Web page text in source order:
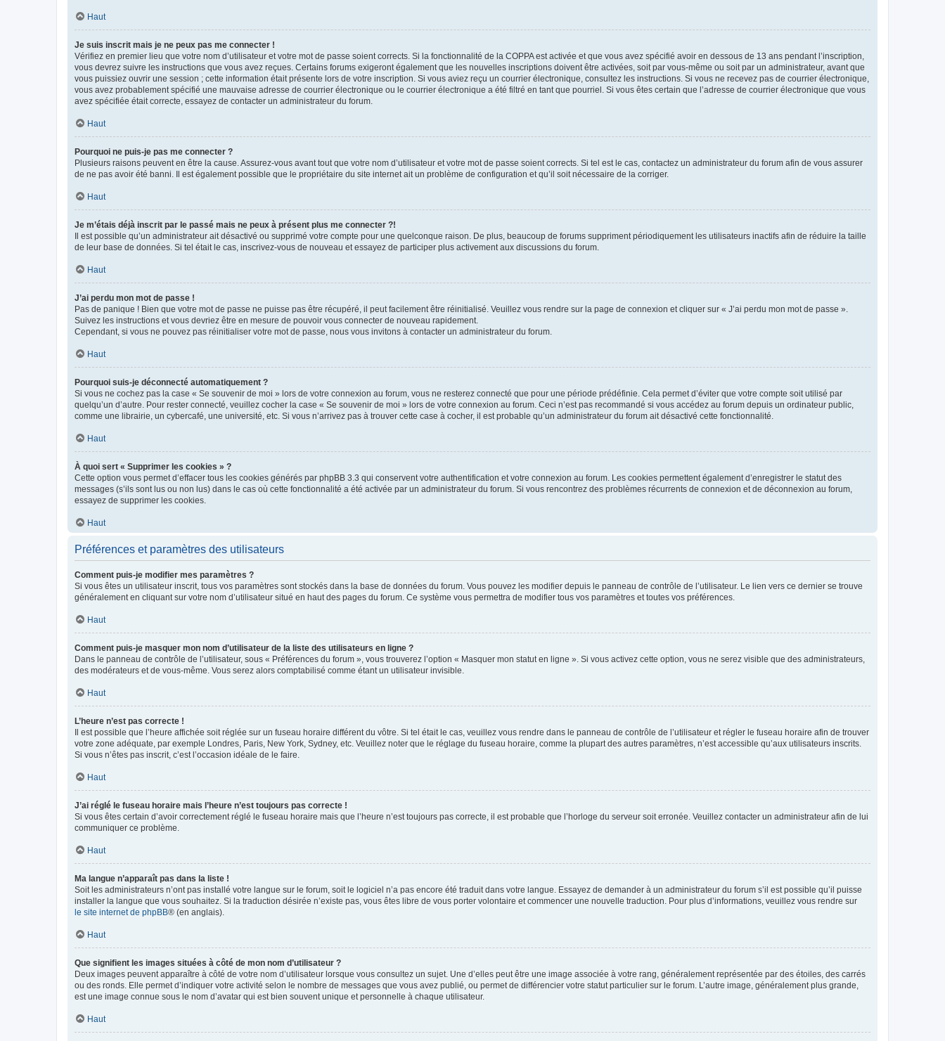
Haut
Je suis inscrit mais je ne peux pas me connecter !
Vérifiez en premier lieu que votre nom d’utilisateur et votre mot de passe soient corrects. Si la fonctionnalité de la COPPA est activée et que vous avez spécifié avoir en dessous de 13 ans pendant l’inscription,
vous devrez suivre les instructions que vous avez reçues. Certains forums exigeront également que les nouvelles inscriptions doivent être activées, soit par vous-même ou soit par un administrateur, avant que
vous puissiez ouvrir une session ; cette information était présente lors de votre inscription. Si vous aviez reçu un courrier électronique, consultez les instructions. Si vous ne recevez pas de courrier électronique,
vous avez probablement spécifié une mauvaise adresse de courrier électronique ou le courrier électronique a été filtré en tant que pourriel. Si vous êtes certain que l’adresse de courrier électronique que vous
avez spécifiée était correcte, essayez de contacter un administrateur du forum.
Haut
Pourquoi ne puis-je pas me connecter ?
Plusieurs raisons peuvent en être la cause. Assurez-vous avant tout que votre nom d’utilisateur et votre mot de passe soient corrects. Si tel est le cas, contactez un administrateur du forum afin de vous assurer
de ne pas avoir été banni. Il est également possible que le propriétaire du site internet ait un problème de configuration et qu’il soit nécessaire de la corriger.
Haut
Je m’étais déjà inscrit par le passé mais ne peux à présent plus me connecter ?!
Il est possible qu’un administrateur ait désactivé ou supprimé votre compte pour une quelconque raison. De plus, beaucoup de forums suppriment périodiquement les utilisateurs inactifs afin de réduire la taille
de leur base de données. Si tel était le cas, inscrivez-vous de nouveau et essayez de participer plus activement aux discussions du forum.
Haut
J’ai perdu mon mot de passe !
Pas de panique ! Bien que votre mot de passe ne puisse pas être récupéré, il peut facilement être réinitialisé. Veuillez vous rendre sur la page de connexion et cliquer sur « J’ai perdu mon mot de passe ».
Suivez les instructions et vous devriez être en mesure de pouvoir vous connecter de nouveau rapidement.
Cependant, si vous ne pouvez pas réinitialiser votre mot de passe, nous vous invitons à contacter un administrateur du forum.
Haut
Pourquoi suis-je déconnecté automatiquement ?
Si vous ne cochez pas la case « Se souvenir de moi » lors de votre connexion au forum, vous ne resterez connecté que pour une période prédéfinie. Cela permet d’éviter que votre compte soit utilisé par
quelqu’un d’autre. Pour rester connecté, veuillez cocher la case « Se souvenir de moi » lors de votre connexion au forum. Ceci n’est pas recommandé si vous accédez au forum depuis un ordinateur public,
comme une librairie, un cybercafé, une université, etc. Si vous n’arrivez pas à trouver cette case à cocher, il est probable qu’un administrateur du forum ait désactivé cette fonctionnalité.
Haut
À quoi sert « Supprimer les cookies » ?
Cette option vous permet d’effacer tous les cookies générés par phpBB 3.3 qui conservent votre authentification et votre connexion au forum. Les cookies permettent également d’enregistrer le statut des
messages (s’ils sont lus ou non lus) dans le cas où cette fonctionnalité a été activée par un administrateur du forum. Si vous rencontrez des problèmes récurrents de connexion et de déconnexion au forum,
essayez de supprimer les cookies.
Haut
Préférences et paramètres des utilisateurs
Comment puis-je modifier mes paramètres ?
Si vous êtes un utilisateur inscrit, tous vos paramètres sont stockés dans la base de données du forum. Vous pouvez les modifier depuis le panneau de contrôle de l’utilisateur. Le lien vers ce dernier se trouve
généralement en cliquant sur votre nom d’utilisateur situé en haut des pages du forum. Ce système vous permettra de modifier tous vos paramètres et toutes vos préférences.
Haut
Comment puis-je masquer mon nom d’utilisateur de la liste des utilisateurs en ligne ?
Dans le panneau de contrôle de l’utilisateur, sous « Préférences du forum », vous trouverez l’option « Masquer mon statut en ligne ». Si vous activez cette option, vous ne serez visible que des administrateurs,
des modérateurs et de vous-même. Vous serez alors comptabilisé comme étant un utilisateur invisible.
Haut
L’heure n’est pas correcte !
Il est possible que l’heure affichée soit réglée sur un fuseau horaire différent du vôtre. Si tel était le cas, veuillez vous rendre dans le panneau de contrôle de l’utilisateur et régler le fuseau horaire afin de trouver
votre zone adéquate, par exemple Londres, Paris, New York, Sydney, etc. Veuillez noter que le réglage du fuseau horaire, comme la plupart des autres paramètres, n’est accessible qu’aux utilisateurs inscrits.
Si vous n’êtes pas inscrit, c’est l’occasion idéale de le faire.
Haut
J’ai réglé le fuseau horaire mais l’heure n’est toujours pas correcte !
Si vous êtes certain d’avoir correctement réglé le fuseau horaire mais que l’heure n’est toujours pas correcte, il est probable que l’horloge du serveur soit erronée. Veuillez contacter un administrateur afin de lui
communiquer ce problème.
Haut
Ma langue n’apparaît pas dans la liste !
Soit les administrateurs n’ont pas installé votre langue sur le forum, soit le logiciel n’a pas encore été traduit dans votre langue. Essayez de demander à un administrateur du forum s’il est possible qu’il puisse
installer la langue que vous souhaitez. Si la traduction désirée n’existe pas, vous êtes libre de vous porter volontaire et commencer une nouvelle traduction. Pour plus d’informations, veuillez vous rendre sur
le site internet de phpBB® (en anglais).
Haut
Que signifient les images situées à côté de mon nom d’utilisateur ?
Deux images peuvent apparaître à côté de votre nom d’utilisateur lorsque vous consultez un sujet. Une d’elles peut être une image associée à votre rang, généralement représentée par des étoiles, des carrés
ou des ronds. Elle permet d’indiquer votre activité selon le nombre de messages que vous avez publié, ou permet de différencier votre statut particulier sur le forum. L’autre image, généralement plus grande,
est une image connue sous le nom d’avatar qui est bien souvent unique et personnelle à chaque utilisateur.
Haut